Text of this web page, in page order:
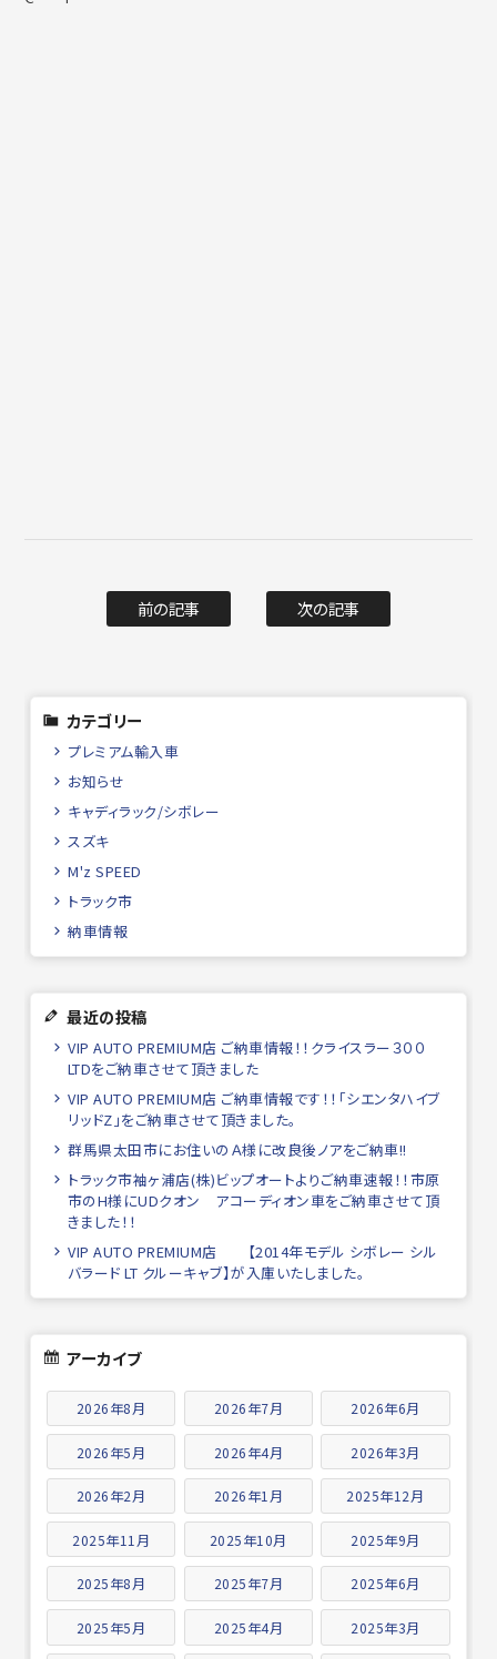
前の記事 次の記事
カテゴリー
プレミアム輸入車
お知らせ
キャディラック/シボレー
スズキ
M'z SPEED
トラック市
納車情報
最近の投稿
VIP AUTO PREMIUM店 ご納車情報！！クライスラー３００
LTDをご納車させて頂きました
VIP AUTO PREMIUM店 ご納車情報です！！「シエンタハイブ
リッドZ」をご納車させて頂きました。
群馬県太田市にお住いのＡ様に改良後ノアをご納車!!
トラック市袖ヶ浦店(株)ビップオートよりご納車速報！！市原
市のH様にUDクオン アコーディオン車をご納車させて頂
きました！！
VIP AUTO PREMIUM店 【2014年モデル シボレー シル
バラード LT クルーキャブ】が入庫いたしました。
アーカイブ
2026年8月 2026年7月 2026年6月
2026年5月 2026年4月 2026年3月
2026年2月 2026年1月 2025年12月
2025年11月 2025年10月 2025年9月
2025年8月 2025年7月 2025年6月
2025年5月 2025年4月 2025年3月